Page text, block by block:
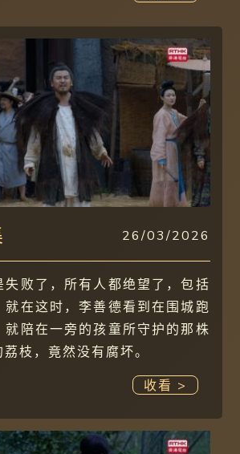
26/03/2026
失败了，所有人都绝望了，包括
就在这时，李善德看到在围城跑
就陪在一旁的孩童所守护的那株
枝，竟然没有腐坏。
收看 >